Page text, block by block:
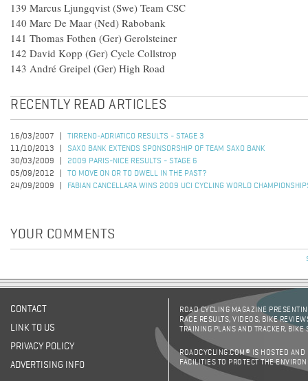
139 Marcus Ljungqvist (Swe) Team CSC
140 Marc De Maar (Ned) Rabobank
141 Thomas Fothen (Ger) Gerolsteiner
142 David Kopp (Ger) Cycle Collstrop
143 André Greipel (Ger) High Road
RECENTLY READ ARTICLES
16/03/2007
TIRRENO-ADRIATICO RESULTS - STAGE 3
11/10/2013
SAXO BANK EXTENDS SPONSORSHIP OF TEAM SAXO BANK
30/03/2009
2009 PARIS-NICE RESULTS - STAGE 6
05/09/2012
TO MOVE ON OR TO DWELL IN THE PAST?
24/09/2009
FABIAN CANCELLARA WINS 2009 UCI CYCLING WORLD
YOUR COMMENTS
CONTACT
LINK TO US
PRIVACY POLICY
ADVERTISING INFO
ROAD CYCLING MAGAZINE
RACE RESULTS, VIDEOS, BIKE
TRAINING PLANS AND TRACKER,
ROADCYCLING.COM® IS HOSTED AND
FACILITIES TO PROTECT THE